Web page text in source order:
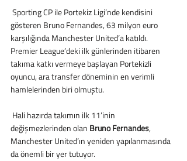
gösteren Bruno Fernandes, 63 milyon euro
karşılığında Manchester United’a katıldı.
Premier League’deki ilk günlerinden itibaren
takıma katkı vermeye başlayan Portekizli
oyuncu, ara transfer döneminin en verimli
hamlelerinden biri olmuştu.
değişmezlerinden olan Bruno Fernandes,
Manchester United’ın yeniden yapılanmasında
da önemli bir yer tutuyor.